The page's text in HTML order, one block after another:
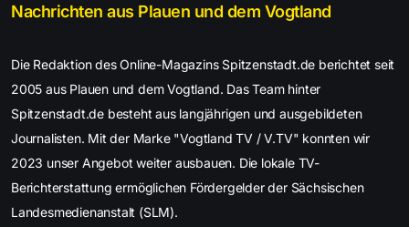
Nachrichten aus Plauen und dem Vogtland
Die Redaktion des Online-Magazins Spitzenstadt.de berichtet seit
2005 aus Plauen und dem Vogtland. Das Team hinter
Spitzenstadt.de besteht aus langjährigen und ausgebildeten
Journalisten. Mit der Marke "Vogtland TV / V.TV" konnten wir
2023 unser Angebot weiter ausbauen. Die lokale TV-
Berichterstattung ermöglichen Fördergelder der Sächsischen
Landesmedienanstalt (SLM).